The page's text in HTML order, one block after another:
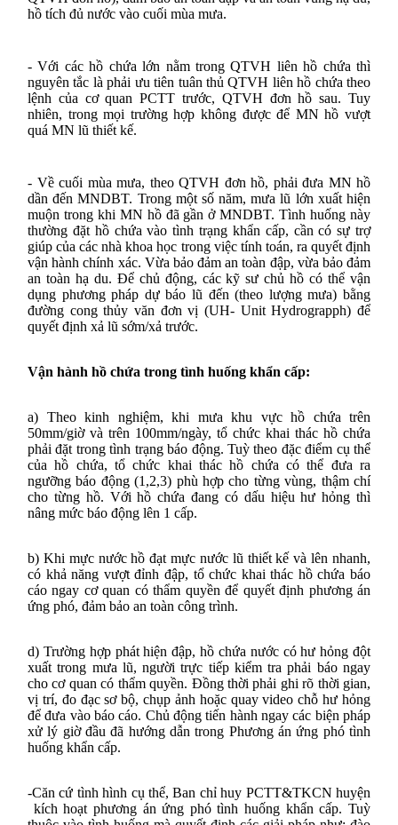
hồ tích đủ nước vào cuối mùa mưa.
- Với các hồ chứa lớn nằm trong QTVH liên hồ chứa thì
nguyên tắc là phải ưu tiên tuân thủ QTVH liên hồ chứa theo
lệnh của cơ quan PCTT trước, QTVH đơn hồ sau. Tuy
nhiên, trong mọi trường hợp không được để MN hồ vượt
quá MN lũ thiết kế.
- Về cuối mùa mưa, theo QTVH đơn hồ, phải đưa MN hồ
dần đến MNDBT. Trong một số năm, mưa lũ lớn xuất hiện
muộn trong khi MN hồ đã gần ở MNDBT. Tình huống này
thường đặt hồ chứa vào tình trạng khẩn cấp, cần có sự trợ
giúp của các nhà khoa học trong việc tính toán, ra quyết định
vận hành chính xác. Vừa bảo đảm an toàn đập, vừa bảo đảm
an toàn hạ du. Để chủ động, các kỹ sư chủ hồ có thể vận
dụng phương pháp dự báo lũ đến (theo lượng mưa) bằng
đường cong thủy văn đơn vị (UH- Unit Hydrograpph) để
quyết định xả lũ sớm/xả trước.
Vận hành hồ chứa trong tình huống khẩn cấp:
a) Theo kinh nghiệm, khi mưa khu vực hồ chứa trên
50mm/giờ và trên 100mm/ngày, tổ chức khai thác hồ chứa
phải đặt trong tình trạng báo động. Tuỳ theo đặc điểm cụ thể
của hồ chứa, tổ chức khai thác hồ chứa có thể đưa ra
ngưỡng báo động (1,2,3) phù hợp cho từng vùng, thậm chí
cho từng hồ. Với hồ chứa đang có dấu hiệu hư hỏng thì
nâng mức báo động lên 1 cấp.
b) Khi mực nước hồ đạt mực nước lũ thiết kế và lên nhanh,
có khả năng vượt đỉnh đập, tổ chức khai thác hồ chứa báo
cáo ngay cơ quan có thẩm quyền để quyết định phương án
ứng phó, đảm bảo an toàn công trình.
d) Trường hợp phát hiện đập, hồ chứa nước có hư hỏng đột
xuất trong mưa lũ, người trực tiếp kiểm tra phải báo ngay
cho cơ quan có thẩm quyền. Đồng thời phải ghi rõ thời gian,
vị trí, đo đạc sơ bộ, chụp ảnh hoặc quay video chỗ hư hỏng
để đưa vào báo cáo. Chủ động tiến hành ngay các biện pháp
xử lý giờ đầu đã hướng dẫn trong Phương án ứng phó tình
huống khẩn cấp.
-Căn cứ tình hình cụ thể, Ban chỉ huy PCTT&TKCN huyện
kích hoạt phương án ứng phó tình huống khẩn cấp. Tuỳ